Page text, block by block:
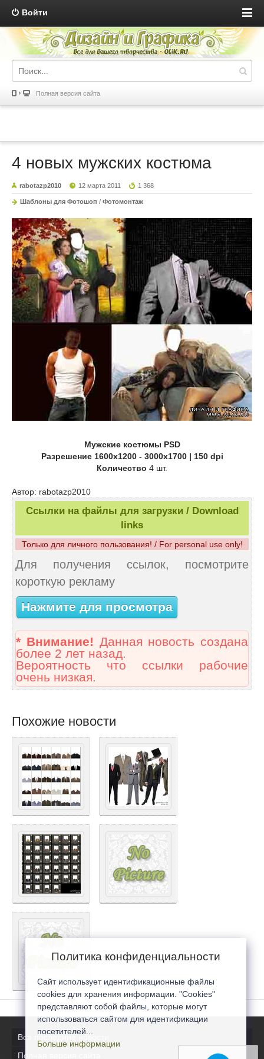
Войти
Полная версия сайта
4 новых мужских костюма
rabotazp2010 12 марта 2011 1 368
Шаблоны для Фотошоп / Фотомонтаж
Мужские костюмы PSD
Разрешение 1600x1200 - 3000x1700 | 150 dpi
Количество 4 шт.
Автор: rabotazp2010
Ссылки на файлы для загрузки / Download
links
Только для личного пользования! / For personal use only!
Для получения ссылок, посмотрите
короткую рекламу
Нажмите для просмотра
* Внимание! Данная новость создана
более 2 лет назад.
Вероятность что ссылки рабочие
очень низкая.
Похожие новости
Все последние новости
Полная версия сайта
Политика конфиденциальности
Сайт использует идентификационные файлы
cookies для хранения информации. "Cookies"
представляют собой файлы, которые могут
использоваться сайтом для идентификации
посетителей...
Больше информации